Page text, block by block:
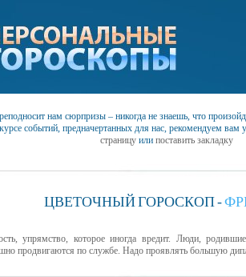
нам сюрпризы – никогда не знаешь, что
событий, предначертанных для нас, рекомендуем вам
страницу или поставить закладку
ЦВЕТОЧНЫЙГОРОСКОП-
упрямство, которое иногда вредит. Люди,
продвигаются по службе. Надо проявлять большую